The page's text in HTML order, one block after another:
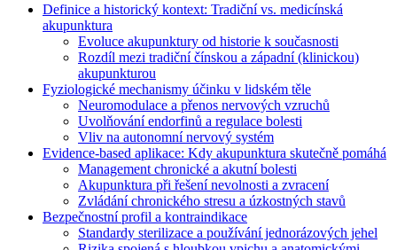
Definice a historický kontext: Tradiční vs. medicínská
akupunktura
Evoluce akupunktury od historie k současnosti
Rozdíl mezi tradiční čínskou a západní (klinickou)
akupunkturou
Fyziologické mechanismy účinku v lidském těle
Neuromodulace a přenos nervových vzruchů
Uvolňování endorfinů a regulace bolesti
Vliv na autonomní nervový systém
Evidence-based aplikace: Kdy akupunktura skutečně pomáhá
Management chronické a akutní bolesti
Akupunktura při řešení nevolnosti a zvracení
Zvládání chronického stresu a úzkostných stavů
Bezpečnostní profil a kontraindikace
Standardy sterilizace a používání jednorázových jehel